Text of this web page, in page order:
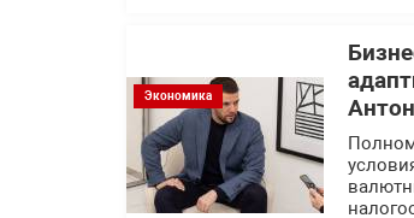
Экономика